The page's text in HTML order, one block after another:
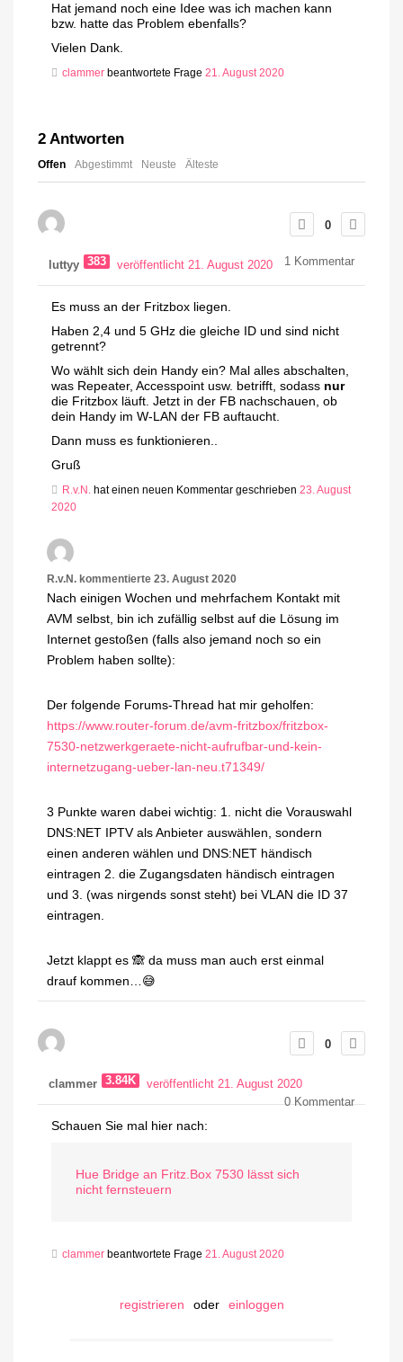
Hat jemand noch eine Idee was ich machen kann
bzw. hatte das Problem ebenfalls?
Vielen Dank.
clammer beantwortete Frage 21. August 2020
2 Antworten
Offen Abgestimmt Neuste Älteste
0
luttyy 383 veröffentlicht 21. August 2020 1 Kommentar
Es muss an der Fritzbox liegen.
Haben 2,4 und 5 GHz die gleiche ID und sind nicht
getrennt?
Wo wählt sich dein Handy ein? Mal alles abschalten,
was Repeater, Accesspoint usw. betrifft, sodass nur
die Fritzbox läuft. Jetzt in der FB nachschauen, ob
dein Handy im W-LAN der FB auftaucht.
Dann muss es funktionieren..
Gruß
R.v.N. hat einen neuen Kommentar geschrieben 23. August
2020
R.v.N. kommentierte 23. August 2020
Nach einigen Wochen und mehrfachem Kontakt mit
AVM selbst, bin ich zufällig selbst auf die Lösung im
Internet gestoßen (falls also jemand noch so ein
Problem haben sollte):
Der folgende Forums-Thread hat mir geholfen:
https://www.router-forum.de/avm-fritzbox/fritzbox-
7530-netzwerkgeraete-nicht-aufrufbar-und-kein-
internetzugang-ueber-lan-neu.t71349/
3 Punkte waren dabei wichtig: 1. nicht die Vorauswahl
DNS:NET IPTV als Anbieter auswählen, sondern
einen anderen wählen und DNS:NET händisch
eintragen 2. die Zugangsdaten händisch eintragen
und 3. (was nirgends sonst steht) bei VLAN die ID 37
eintragen.
Jetzt klappt es 🙈 da muss man auch erst einmal
drauf kommen…😅
0
clammer 3.84K
veröffentlicht 21. August 2020
0Kommentar
Schauen Sie mal hier nach:
Hue Bridge an Fritz.Box 7530 lässt sich
nicht fernsteuern
clammer beantwortete Frage 21. August 2020
registrieren oder einloggen